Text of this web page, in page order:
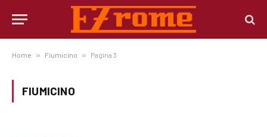
Home » Fiumicino » Pagina 3
FIUMICINO